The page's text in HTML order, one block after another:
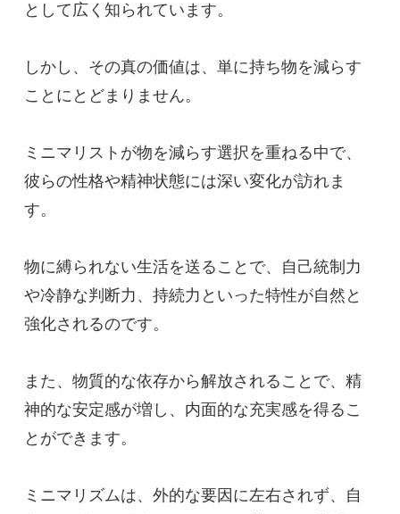
として広く知られています。
しかし、その真の価値は、単に持ち物を減らす
ことにとどまりません。
ミニマリストが物を減らす選択を重ねる中で、
彼らの性格や精神状態には深い変化が訪れま
す。
物に縛られない生活を送ることで、自己統制力
や冷静な判断力、持続力といった特性が自然と
強化されるのです。
また、物質的な依存から解放されることで、精
神的な安定感が増し、内面的な充実感を得るこ
とができます。
ミニマリズムは、外的な要因に左右されず、自